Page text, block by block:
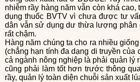
nhiễm rầy hàng năm vẫn còn khá
dụng thuốc BVTV vì chưa được tư
dân vẫn sử dụng dư thừa lượng phân
rất chậm.
Hàng năm chúng ta cho ra nhiều giống lúa nhưng mới nặng về số lượng mà chưa đạt về chất lượng
(chẳng hạn tính đa dạng di truyền
cả ngành nông nghiệp là phải quản lý
cũng phải làm tốt hơn trước thông
rầy, quản lý toàn diện chuỗi sản xuất